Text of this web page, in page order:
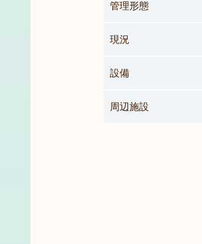
管理形態
現況
設備
周辺施設